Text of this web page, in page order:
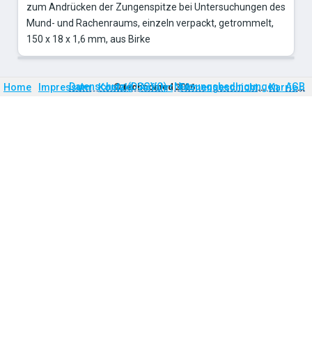
zum Andrücken der Zungenspitze bei Untersuchungen des
Mund- und Rachenraums, einzeln verpackt, getrommelt,
150 x 18 x 1,6 mm, aus Birke
Home Impressum Kontakt Anfahrt Firmengeschichte Karriere
©technomed 2026
Datenschutz (DSGVO) Nutzungsbedingungen AGB